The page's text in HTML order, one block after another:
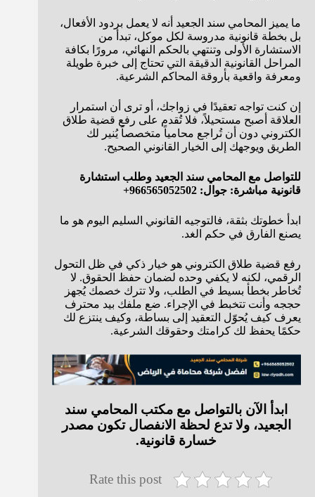
ما يميز المحامي سند الجعيد أنه لا يعمل بردود الأفعال،
بل بخطة قانونية مدروسة لكل موكل، تبدأ من
الاستشارة الأولى وتنتهي بالحكم النهائي، مرورًا بكافة
المراحل القانونية الدقيقة التي تحتاج إلى خبرة طويلة
ومعرفة واقعية بأروقة المحاكم الشرعية.
إن كنت تواجه تعقيدًا في زواجك، أو ترى أن استمرار
العلاقة أصبح مستحيلاً، فلا تُقدم على رفع قضية طلاق
الكتروني دون أن تُراجع محامياً متخصصاً يُنير لك
الطريق ويوجهك إلى الخيار القانوني الصحيح.
للتواصل مع المحامي سند الجعيد وطلب استشارة
قانونية مباشرة: جوال: 966565052502+
ابدأ خطوتك بثقة، فالتوجيه القانوني السليم اليوم هو ما
يصنع الفارق في حكم الغد.
رفع قضية طلاق الكتروني هو خيار ذكي في ظل التحول
الرقمي، لكنه لا يكفي وحده لضمان حفظ الحقوق. لا
تُخاطر بخطأ بسيط في الطلب، ولا تترك خصمك يُجهز
حججه وأنت تتخبط في الإجراء. ضع ملفك بيد محترف
يعرف كيف يُحوّل التعقيد إلى بساطة، وكيف ينتزع لك
حكمًا يحفظ لك كرامتك وحقوقك الشرعية.
ابدأ الآن بالتواصل مع مكتب المحامي سند
الجعيد، ولا تدع لحظة الانفصال تكون مصدر
خسارة قانونية.
Rate this post